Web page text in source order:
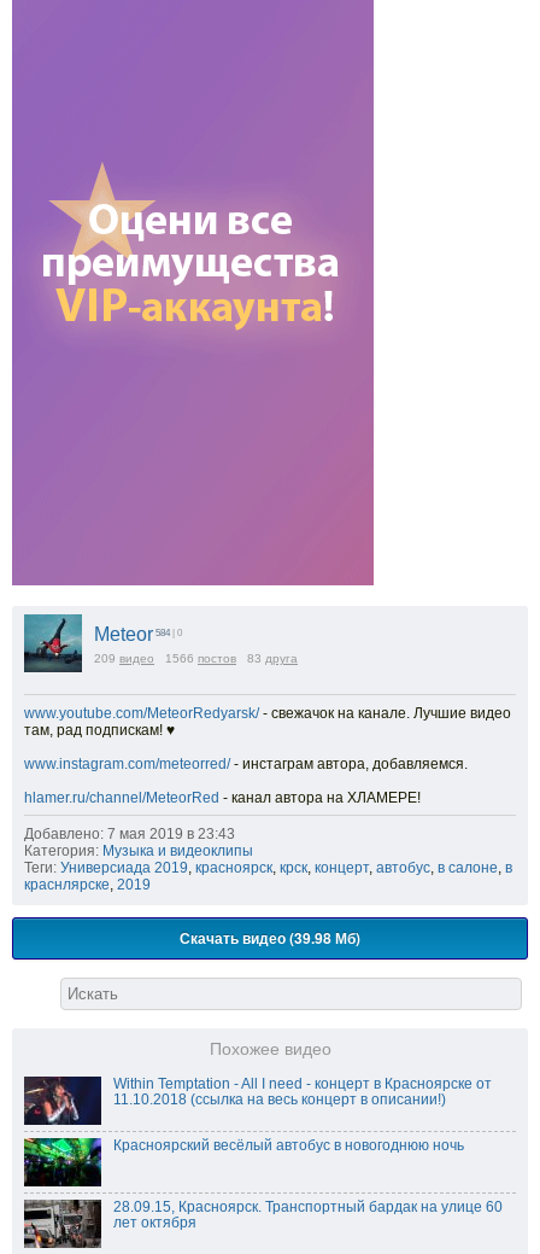
Meteor 584 | 0
209 видео 1566 постов 83 друга
www.youtube.com/MeteorRedyarsk/- свежачок на канале. Лучшие видео
там, рад подпискам! ♥
www.instagram.com/meteorred/- инстаграм автора, добавляемся.
hlamer.ru/channel/MeteorRed - канал автора на ХЛАМЕРЕ!
Добавлено: 7 мая 2019 в 23:43
Категория: Музыка и видеоклипы
Теги: Универсиада 2019, красноярск, крск, концерт, автобус, в салоне, в
краснлярске, 2019
Скачать видео (39.98 Мб)
Похожее видео
Within Temptation - All I need - концерт в Красноярске от
11.10.2018 (ссылка на весь концерт в описании!)
Красноярский весёлый автобус в новогоднюю ночь
28.09.15, Красноярск. Транспортный бардак на улице 60
лет октября